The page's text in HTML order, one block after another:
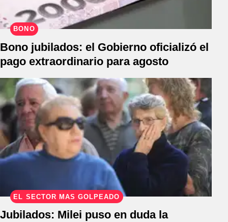
BONO
Bono jubilados: el Gobierno oficializó el
pago extraordinario para agosto
EL SECTOR MÁS GOLPEADO
Jubilados: Milei puso en duda la